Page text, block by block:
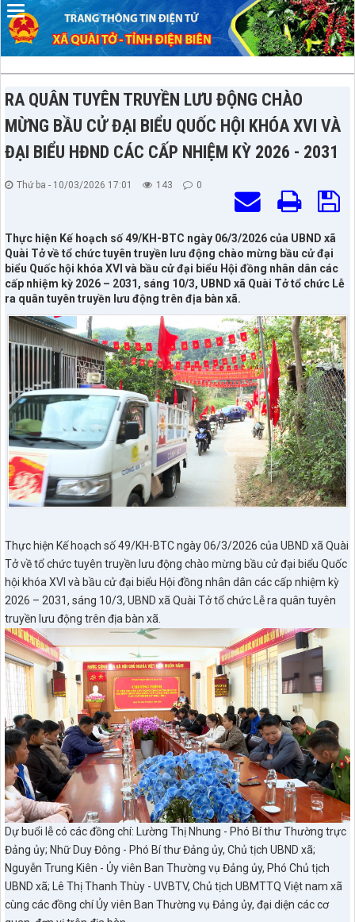
RA QUÂN TUYÊN TRUYỀN LƯU ĐỘNG CHÀO
MỪNG BẦU CỬ ĐẠI BIỂU QUỐC HỘI KHÓA XVI VÀ
ĐẠI BIỂU HĐND CÁC CẤP NHIỆM KỲ 2026 - 2031
Thứ ba - 10/03/2026 17:01 143 0
Thực hiện Kế hoạch số 49/KH-BTC ngày 06/3/2026 của UBND xã
Quài Tở về tổ chức tuyên truyền lưu động chào mừng bầu cử đại
biểu Quốc hội khóa XVI và bầu cử đại biểu Hội đồng nhân dân các
cấp nhiệm kỳ 2026 – 2031, sáng 10/3, UBND xã Quài Tở tổ chức Lễ
ra quân tuyên truyền lưu động trên địa bàn xã.
Thực hiện Kế hoạch số 49/KH-BTC ngày 06/3/2026 của UBND xã Quài
Tở về tổ chức tuyên truyền lưu động chào mừng bầu cử đại biểu Quốc
hội khóa XVI và bầu cử đại biểu Hội đồng nhân dân các cấp nhiệm kỳ
2026 – 2031, sáng 10/3, UBND xã Quài Tở tổ chức Lễ ra quân tuyên
truyền lưu động trên địa bàn xã.
Dự buổi lễ có các đồng chí: Lường Thị Nhung - Phó Bí thư Thường trực
Đảng ủy; Nhữ Duy Đông - Phó Bí thư Đảng ủy, Chủ tịch UBND xã;
Nguyễn Trung Kiên - Ủy viên Ban Thường vụ Đảng ủy, Phó Chủ tịch
UBND xã; Lê Thị Thanh Thùy - UVBTV, Chủ tịch UBMTTQ Việt nam xã
cùng các đồng chí Ủy viên Ban Thường vụ Đảng ủy, đại diện các cơ